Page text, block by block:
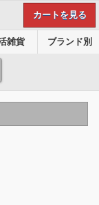
カートを見る
雑貨 ブランド別